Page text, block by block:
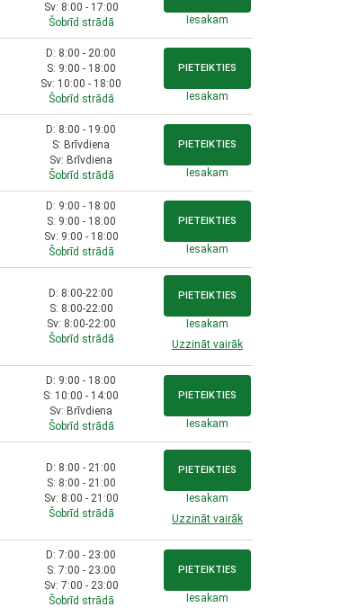
Sv: 8:00 - 17:00
Šobrīd strādā
Iesakam
D: 8:00 - 20:00
S: 9:00 - 18:00
Sv: 10:00 - 18:00
Šobrīd strādā
PIETEIKTIES
Iesakam
D: 8:00 - 19:00
S: Brīvdiena
Sv: Brīvdiena
Šobrīd strādā
PIETEIKTIES
Iesakam
D: 9:00 - 18:00
S: 9:00 - 18:00
Sv: 9:00 - 18:00
Šobrīd strādā
PIETEIKTIES
Iesakam
D: 8:00-22:00
S: 8:00-22:00
Sv: 8:00-22:00
Šobrīd strādā
PIETEIKTIES
Iesakam
Uzzināt vairāk
D: 9:00 - 18:00
S: 10:00 - 14:00
Sv: Brīvdiena
Šobrīd strādā
PIETEIKTIES
Iesakam
D: 8:00 - 21:00
S: 8:00 - 21:00
Sv: 8:00 - 21:00
Šobrīd strādā
PIETEIKTIES
Iesakam
Uzzināt vairāk
D: 7:00 - 23:00
S: 7:00 - 23:00
Sv: 7:00 - 23:00
Šobrīd strādā
PIETEIKTIES
Iesakam